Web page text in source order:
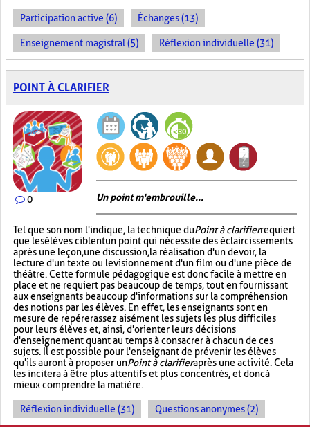
Participation active (6) Échanges (13)
Enseignement magistral (5) Réflexion individuelle (31)
POINT À CLARIFIER
0 Un point m'embrouille...
Tel que son nom l'indique, la technique duPoint à clarifierrequiert
que les élèves ciblent un point qui nécessite des éclaircissements
après une leçon, une discussion, la réalisation d'un devoir, la
lecture d'un texte ou le visionnement d'un film ou d'une pièce de
théâtre. Cette formule pédagogique est donc facile à mettre en
place et ne requiert pas beaucoup de temps, tout en fournissant
aux enseignants beaucoup d'informations sur la compréhension
des notions par les élèves. En effet, les enseignants sont en
mesure de repérer assez aisément les sujets les plus difficiles
pour leurs élèves et, ainsi, d'orienter leurs décisions
d'enseignement quant au temps à consacrer à chacun de ces
sujets. Il est possible pour l'enseignant de prévenir les élèves
qu'ils auront à proposer unPoint à clarifieraprès une activité. Cela
les incitera à être plus attentifs et plus concentrés, et donc à
mieux comprendre la matière.
Réflexion individuelle (31) Questions anonymes (2)